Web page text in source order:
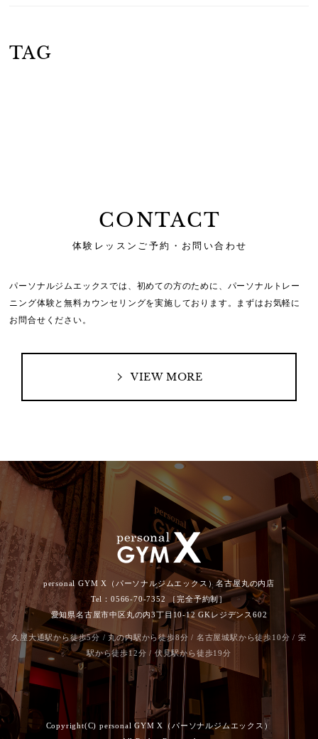
TAG
CONTACT
体験レッスンご予約・お問い合わせ
パーソナルジムエックスでは、初めての方のために、 パーソナルトレー
ニング体験と無料カウンセリングを実施しております。
まずはお気軽に
お問合せください。
VIEW MORE
personal GYM X（パーソナルジムエックス）名古屋丸の内店
Tel：0566-70-7352 ［完全予約制］
愛知県名古屋市中区丸の内3丁目10-12 GKレジデンス602
久屋大通駅から徒歩5分 / 丸の内駅から徒歩8分 / 名古屋城駅から徒歩10分 / 栄
駅から徒歩12分 / 伏見駅から徒歩19分
Copyright(C) personal GYM X（パーソナルジムエックス）